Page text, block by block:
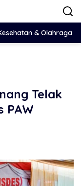
& Olahraga
Telak
PAW